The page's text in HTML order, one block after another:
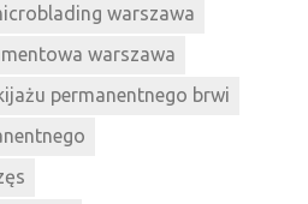
warszawa
warszawa
permanentnego brwi